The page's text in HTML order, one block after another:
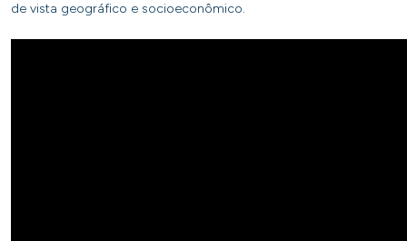
de vista geográfico e socioeconômico.